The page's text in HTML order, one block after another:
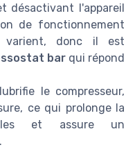
désactivant l'appareil
de fonctionnement
varient, donc il est
bar qui répond
le compresseur,
ce qui prolonge la
et assure un